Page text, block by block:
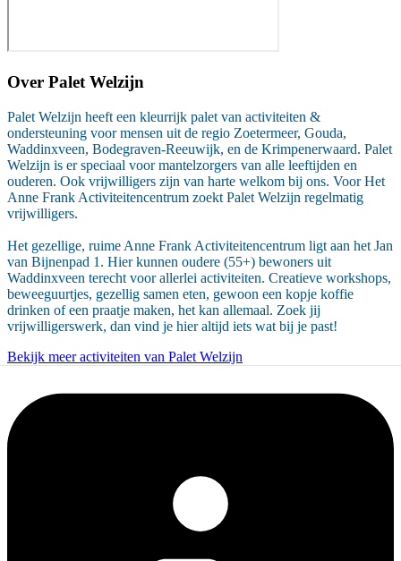
Over Palet Welzijn
Palet Welzijn heeft een kleurrijk palet van activiteiten &
ondersteuning voor mensen uit de regio Zoetermeer, Gouda,
Waddinxveen, Bodegraven-Reeuwijk, en de Krimpenerwaard. Palet
Welzijn is er speciaal voor mantelzorgers van alle leeftijden en
ouderen. Ook vrijwilligers zijn van harte welkom bij ons. Voor Het
Anne Frank Activiteitencentrum zoekt Palet Welzijn regelmatig
vrijwilligers.
Het gezellige, ruime Anne Frank Activiteitencentrum ligt aan het Jan
van Bijnenpad 1. Hier kunnen oudere (55+) bewoners uit
Waddinxveen terecht voor allerlei activiteiten. Creatieve workshops,
beweeguurtjes, gezellig samen eten, gewoon een kopje koffie
drinken of een praatje maken, het kan allemaal. Zoek jij
vrijwilligerswerk, dan vind je hier altijd iets wat bij je past!
Bekijk meer activiteiten van Palet Welzijn